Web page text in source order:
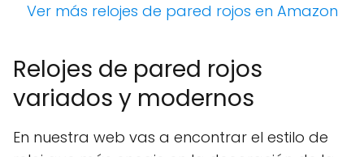
Ver más relojes de pared rojos en Amazon
Relojes de pared rojos
variados y modernos
En nuestra web vas a encontrar el estilo de